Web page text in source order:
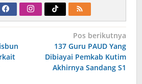
Pos berikutnya
137 Guru PAUD Yang
Dibiayai Pemkab Kutim
Akhirnya Sandang S1